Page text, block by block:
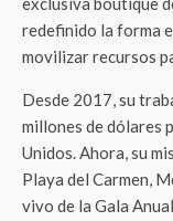
redefinido la forma
movilizar recursos
Desde 2017, su
millones de dólares
Unidos. Ahora, su
Playa del Carmen,
vivo de la Gala